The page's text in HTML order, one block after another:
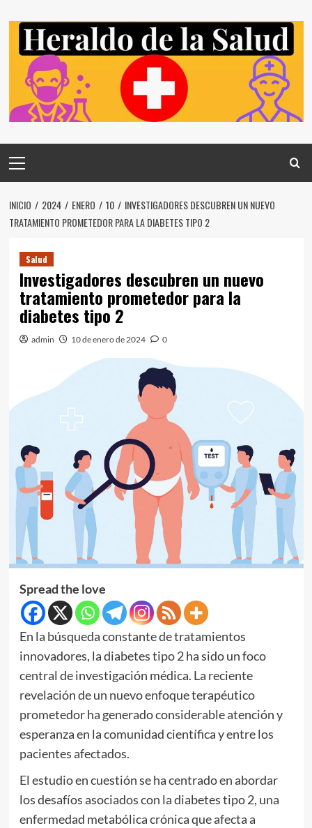
contenido
principal
INICIO 2024 ENERO 10
INVESTIGADORES DESCUBREN UN NUEVO
TRATAMIENTO PROMETEDOR PARA LA DIABETES TIPO 2
Salud
Investigadores descubren un nuevo
tratamiento prometedor para la
diabetes tipo 2
admin 10 de enero de 2024 0
Spread the love
En la búsqueda constante de tratamientos
innovadores, la diabetes tipo 2 ha sido un foco
central de investigación médica. La reciente
revelación de un nuevo enfoque terapéutico
prometedor ha generado considerable atención y
esperanza en la comunidad científica y entre los
pacientes afectados.
El estudio en cuestión se ha centrado en abordar
los desafíos asociados con la diabetes tipo 2, una
enfermedad metabólica crónica que afecta a